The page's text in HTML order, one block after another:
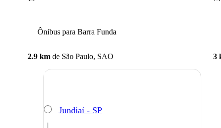
Ônibus para Barra Funda
2.9 km de São Paulo, SAO
Jundiaí - SP
3